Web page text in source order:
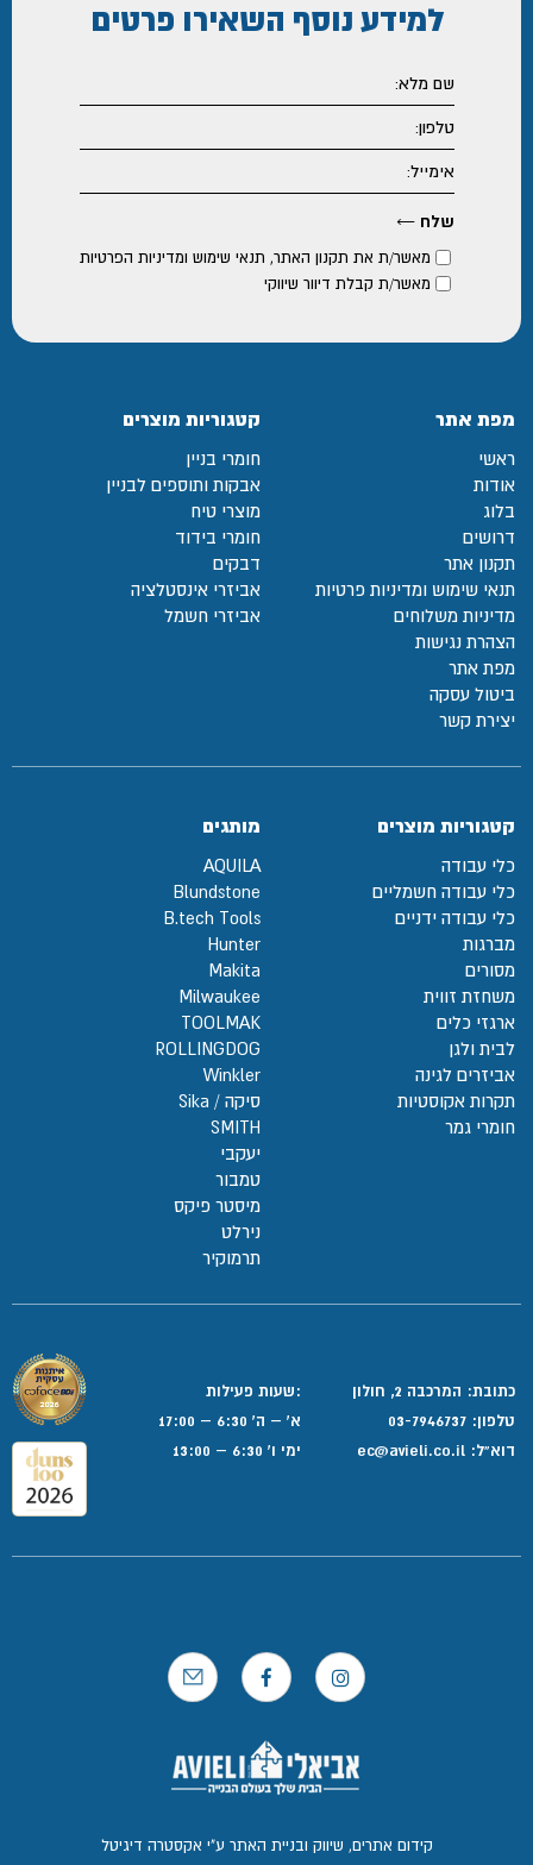
למידע נוסף השאירו פרטים
מאשר/ת את תקנון האתר, תנאי שימוש ומדיניות הפרטיות
מאשר/ת קבלת דיוור שיווקי
מפת אתר
ראשי
אודות
בלוג
דרושים
תקנון אתר
תנאי שימוש ומדיניות פרטיות
מדיניות משלוחים
הצהרת נגישות
מפת אתר
ביטול עסקה
יצירת קשר
קטגוריות מוצרים
חומרי בניין
אבקות ותוספים לבניין
מוצרי טיח
חומרי בידוד
דבקים
אביזרי אינסטלציה
אביזרי חשמל
קטגוריות מוצרים
כלי עבודה
כלי עבודה חשמליים
כלי עבודה ידניים
מברגות
מסורים
משחזת זווית
ארגזי כלים
לבית ולגן
אביזרים לגינה
תקרות אקוסטיות
חומרי גמר
מותגים
AQUILA
Blundstone
B.tech Tools
Hunter
Makita
Milwaukee
TOOLMAK
ROLLINGDOG
Winkler
סיקה / Sika
SMITH
יעקבי
טמבור
מיסטר פיקס
נירלט
תרמוקיר
כתובת: המרכבה 2, חולון
טלפון: 03-7946737
דוא”ל:
:שעות פעילות
א' – ה' 6:30 – 17:00
ימי ו' 6:30 – 13:00
קידום אתרים, שיווק ובניית האתר ע"י אקסטרה דיגיטל